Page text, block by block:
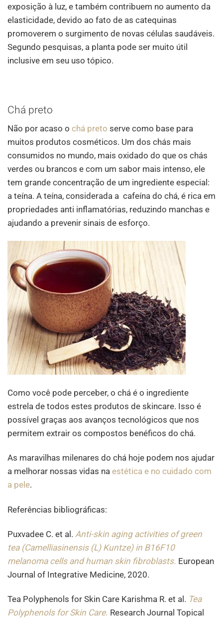
exposição à luz, e também contribuem no aumento da
elasticidade, devido ao fato de as catequinas
promoverem o surgimento de novas células saudáveis.
Segundo pesquisas, a planta pode ser muito útil
inclusive em seu uso tópico.
Chá preto
Não por acaso o chá preto serve como base para
muitos produtos cosméticos. Um dos chás mais
consumidos no mundo, mais oxidado do que os chás
verdes ou brancos e com um sabor mais intenso, ele
tem grande concentração de um ingrediente especial:
a teína. A teína, considerada a cafeína do chá, é rica em
propriedades anti inflamatórias, reduzindo manchas e
ajudando a prevenir sinais de esforço.
Como você pode perceber, o chá é o ingrediente
estrela de todos estes produtos de skincare. Isso é
possível graças aos avanços tecnológicos que nos
permitem extrair os compostos benéficos do chá.
As maravilhas milenares do chá hoje podem nos ajudar
a melhorar nossas vidas na estética e no cuidado com
a pele.
Referências bibliográficas:
Puxvadee C. et al. Anti-skin aging activities of green
tea (Camelliasinensis (L) Kuntze) in B16F10
melanoma cells and human skin fibroblasts. European
Journal of Integrative Medicine, 2020.
Tea Polyphenols for Skin Care Karishma R. et al. Tea
Polyphenols for Skin Care. Research Journal Topical